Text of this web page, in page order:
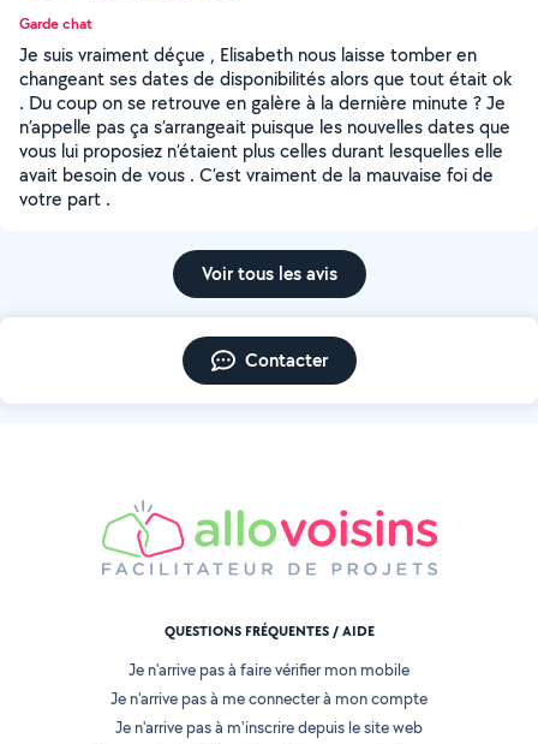
Garde chat
Je suis vraiment déçue , Elisabeth nous laisse tomber en
changeant ses dates de disponibilités alors que tout était ok
. Du coup on se retrouve en galère à la dernière minute ? Je
n’appelle pas ça s’arrangeait puisque les nouvelles dates que
vous lui proposiez n’étaient plus celles durant lesquelles elle
avait besoin de vous . C’est vraiment de la mauvaise foi de
votre part .
Voir tous les avis
Contacter
QUESTIONS FRÉQUENTES / AIDE
Je n'arrive pas à faire vérifier mon mobile
Je n'arrive pas à me connecter à mon compte
Je n'arrive pas à m'inscrire depuis le site web